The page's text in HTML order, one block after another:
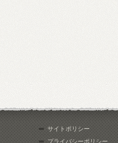
サイトポリシー
プライバシーポリシー